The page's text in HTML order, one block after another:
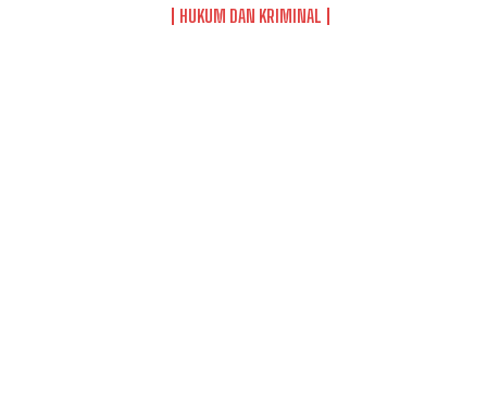
HUKUM DAN KRIMINAL